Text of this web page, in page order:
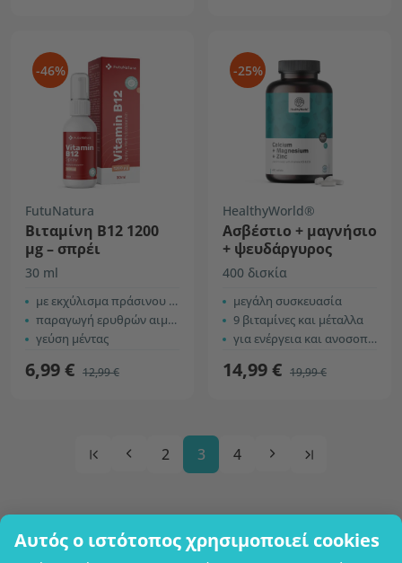
Αυτός ο ιστότοπος χρησιμοποιεί cookies
-46%
FutuNatura
Βιταμίνη B12 1200
µg – σπρέι
30 ml
με εκχύλισμα πράσινου τσαγιού και χρώμιο
παραγωγή ερυθρών αιμοσφαιρίων & νευρικό σύστημα
γεύση μέντας
6,99 € 12,99 €
-25%
HealthyWorld®
Ασβέστιο + μαγνήσιο
+ ψευδάργυρος
400 δισκία
μεγάλη συσκευασία
9 βιταμίνες και μέταλλα
για ενέργεια και ανοσοποιητικό σύστημα
14,99 € 19,99 €
2 3 4